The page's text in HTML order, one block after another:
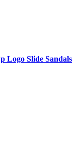
Logo Slide Sandals